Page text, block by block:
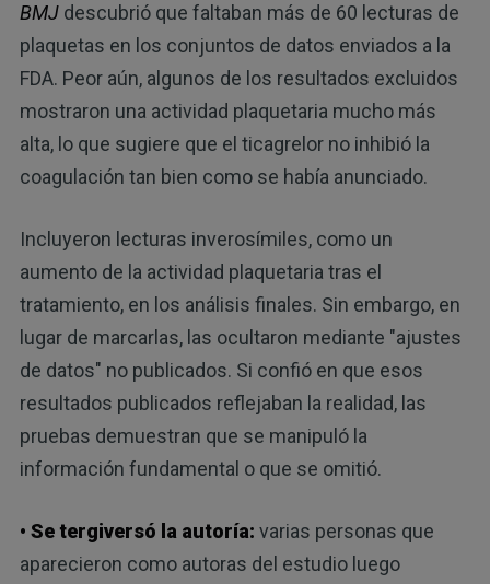
BMJdescubrió que faltaban más de 60 lecturas de
plaquetas en los conjuntos de datos enviados a la
FDA. Peor aún, algunos de los resultados excluidos
mostraron una actividad plaquetaria mucho más
alta, lo que sugiere que el ticagrelor no inhibió la
coagulación tan bien como se había anunciado.
Incluyeron lecturas inverosímiles, como un
aumento de la actividad plaquetaria tras el
tratamiento, en los análisis finales. Sin embargo, en
lugar de marcarlas, las ocultaron mediante "ajustes
de datos" no publicados. Si confió en que esos
resultados publicados reflejaban la realidad, las
pruebas demuestran que se manipuló la
información fundamental o que se omitió.
• Se tergiversó la autoría: varias personas que
aparecieron como autoras del estudio luego